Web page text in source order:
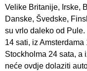
Velike Britanije, Irske,
Danske, Švedske,
su vrlo daleko od
14 sati, iz
Stockholma 24 sata, a
neće ovdje dolaziti